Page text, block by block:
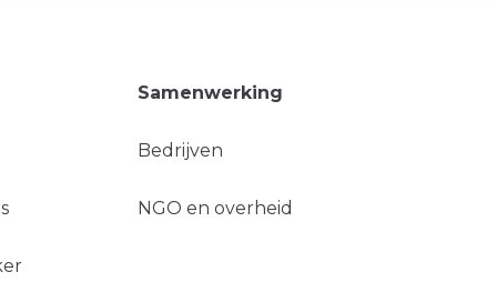
Samenwerking
Bedrijven
NGO en overheid